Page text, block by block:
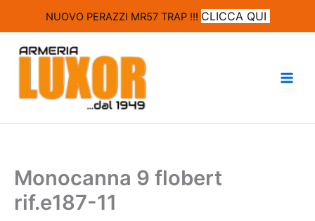
NUOVO PERAZZI MR57 TRAP !!! CLICCA QUI
Monocanna 9 flobert
rif.e187-11